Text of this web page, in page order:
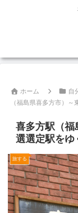
ホーム 自
（福島県喜多方市）
喜多方駅（福
選選定駅をゆ
旅する